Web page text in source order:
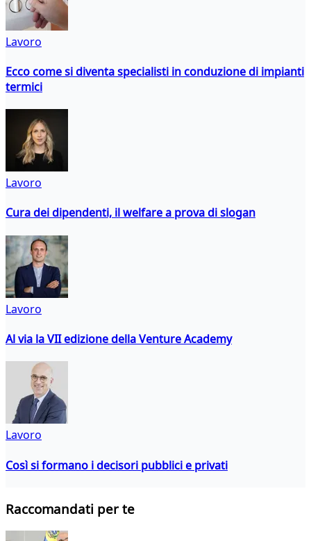
Lavoro
Ecco come si diventa specialisti in conduzione di impianti
termici
Lavoro
Cura dei dipendenti, il welfare a prova di slogan
Lavoro
Al via la VII edizione della Venture Academy
Lavoro
Così si formano i decisori pubblici e privati
Raccomandati per te